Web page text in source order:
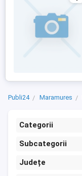
Publi24 Maramures
Categorii
Subcategorii
Județe